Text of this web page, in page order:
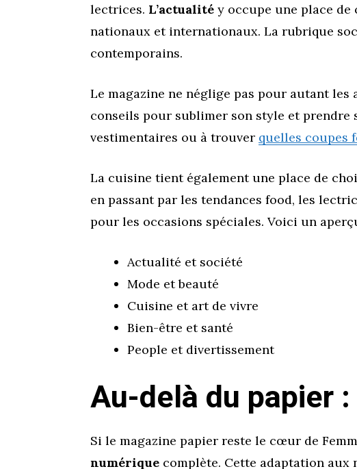
lectrices. L’actualité y occupe une place de
nationaux et internationaux. La rubrique
contemporains.
Le magazine ne néglige pas pour autant les
conseils pour sublimer son style et prendre
vestimentaires ou à trouver quelles coupes
La cuisine tient également une place de
en passant par les tendances food, les
pour les occasions spéciales. Voici un
Actualité et société
Mode et beauté
Cuisine et art de vivre
Bien-être et santé
People et divertissement
Au-delà du papier
Si le magazine papier reste le cœur de
numérique complète. Cette adaptation